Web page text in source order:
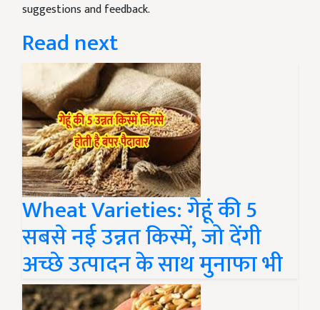
suggestions and feedback.
Read next
Wheat Varieties: गेहूं की 5
सबसे नई उन्नत किस्में, जो देंगी
अच्छे उत्पादन के साथ मुनाफा भी